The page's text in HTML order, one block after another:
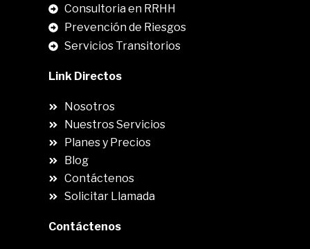
Consultoria en RRHH
Prevención de Riesgos
Servicios Transitorios
Link Directos
Nosotros
Nuestros Servicios
Planes y Precios
Blog
Contáctenos
Solicitar Llamada
Contáctenos